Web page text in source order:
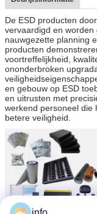
De ESD producten
vervaardigd en
nauwgezette planning
producten
voortreffelijkheid,
ononderbroken
en gebouw op ESD
en uitrusten met
werkend personeel die
betere veiligheid.